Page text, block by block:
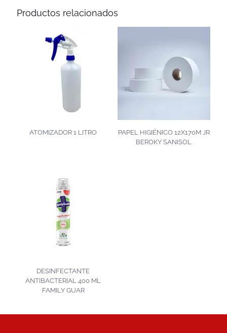
Productos relacionados
ATOMIZADOR 1 LITRO
PAPEL HIGIÉNICO 12X170M JR
BEROKY SANISOL
DESINFECTANTE
ANTIBACTERIAL 400 ML
FAMILY GUAR